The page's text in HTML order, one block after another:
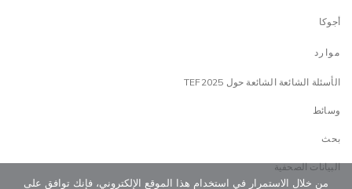
أجوكا
موارد
الأسئلة الشائعة الشائعة حول TEF2025
وسائط
بحث
البيانات الصحفية
من خلال الاستمرار في استخدام هذا الموقع الإلكتروني، فإنك توافق على